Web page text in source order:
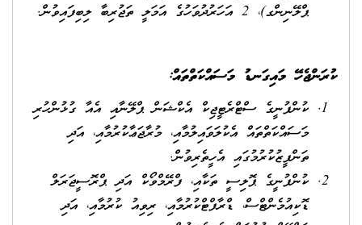
ޕްލޭނިންގ)، 2 އަހަރުދުވަހުގެ އަމަލީ ތަޖުރިބާ ލިބިފައިވުން.
ކުރަންޖެހޭ މައިގަނޑު މަސައްކަތްތައް:
ކުންފުނީގެ ސްޓްރެޓީޖިކް އެކްޝަން ޕްލޭނާއި އެއާ ގުޅުންހުރި
މަސައްކަތްތައް އެކުލަވައިލުމާއި، މުރާޖަޢާކުރުމާއި، އަދި
ތަންފީޒުކުރުމުގައި އެހީތެރިވުން.
ކުންފުނީގެ ޕޮލިސީ ތަކާއި، ފްރޭމްވޯކް އަދި ޕްރޮސީޖަރަލް
ޑޮކިއުމެންޓްސް، ޑްރާފްޓްކުރުމާއި، ރިވިއު ކުރުމާއި، އަދި